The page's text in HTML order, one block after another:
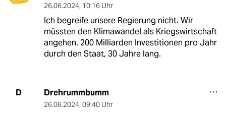
26.06.2024, 10:16 Uhr
Ich begreife unsere Regierung nicht. Wir
müssten den Klimawandel als Kriegswirtschaft
angehen. 200 Milliarden Investitionen pro Jahr
durch den Staat, 30 Jahre lang.
D Drehrummbumm
26.06.2024, 09:40 Uhr